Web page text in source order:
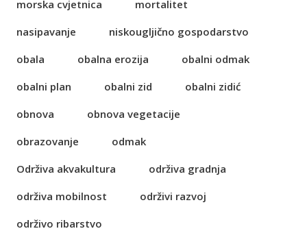
morska cvjetnica
mortalitet
nasipavanje
niskougljično gospodarstvo
obala
obalna erozija
obalni odmak
obalni plan
obalni zid
obalni zidić
obnova
obnova vegetacije
obrazovanje
odmak
Održiva akvakultura
održiva gradnja
održiva mobilnost
održivi razvoj
održivo ribarstvo